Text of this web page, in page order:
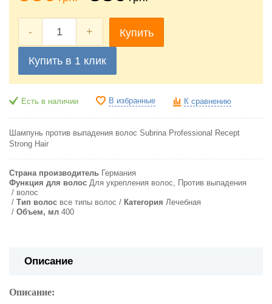
- + Купить
Купить в 1 клик
Есть в наличии В избранные К сравнению
Шампунь против выпадения волос Subrina Professional Recept
Strong Hair
Страна производитель Германия
Функция для волос Для укрепления волос, Против выпадения
волос
Тип волос все типы волос Категория Лечебная
Объем, мл 400
Описание
Описание: